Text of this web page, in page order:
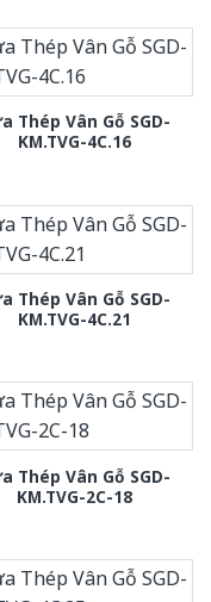
Thép Vân Gỗ SGD-
KM.TVG-4C.16
Thép Vân Gỗ SGD-
KM.TVG-4C.21
Thép Vân Gỗ SGD-
KM.TVG-2C-18